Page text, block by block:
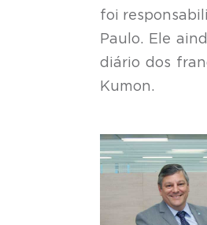
foi
Paulo.
Ele
diário dos
Kumon.